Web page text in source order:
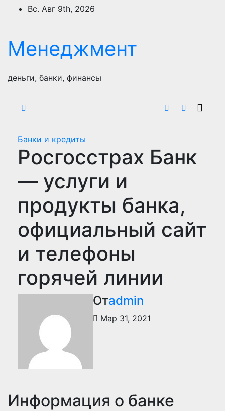
ПерейтиВс. Авг 9th, 2026
Менеджмент
деньги, банки, финансы
Банки и кредиты
Росгосстрах Банк
— услуги и
продукты банка,
официальный сайт
и телефоны
горячей линии
Отadmin
Мар 31, 2021
Информация о банке